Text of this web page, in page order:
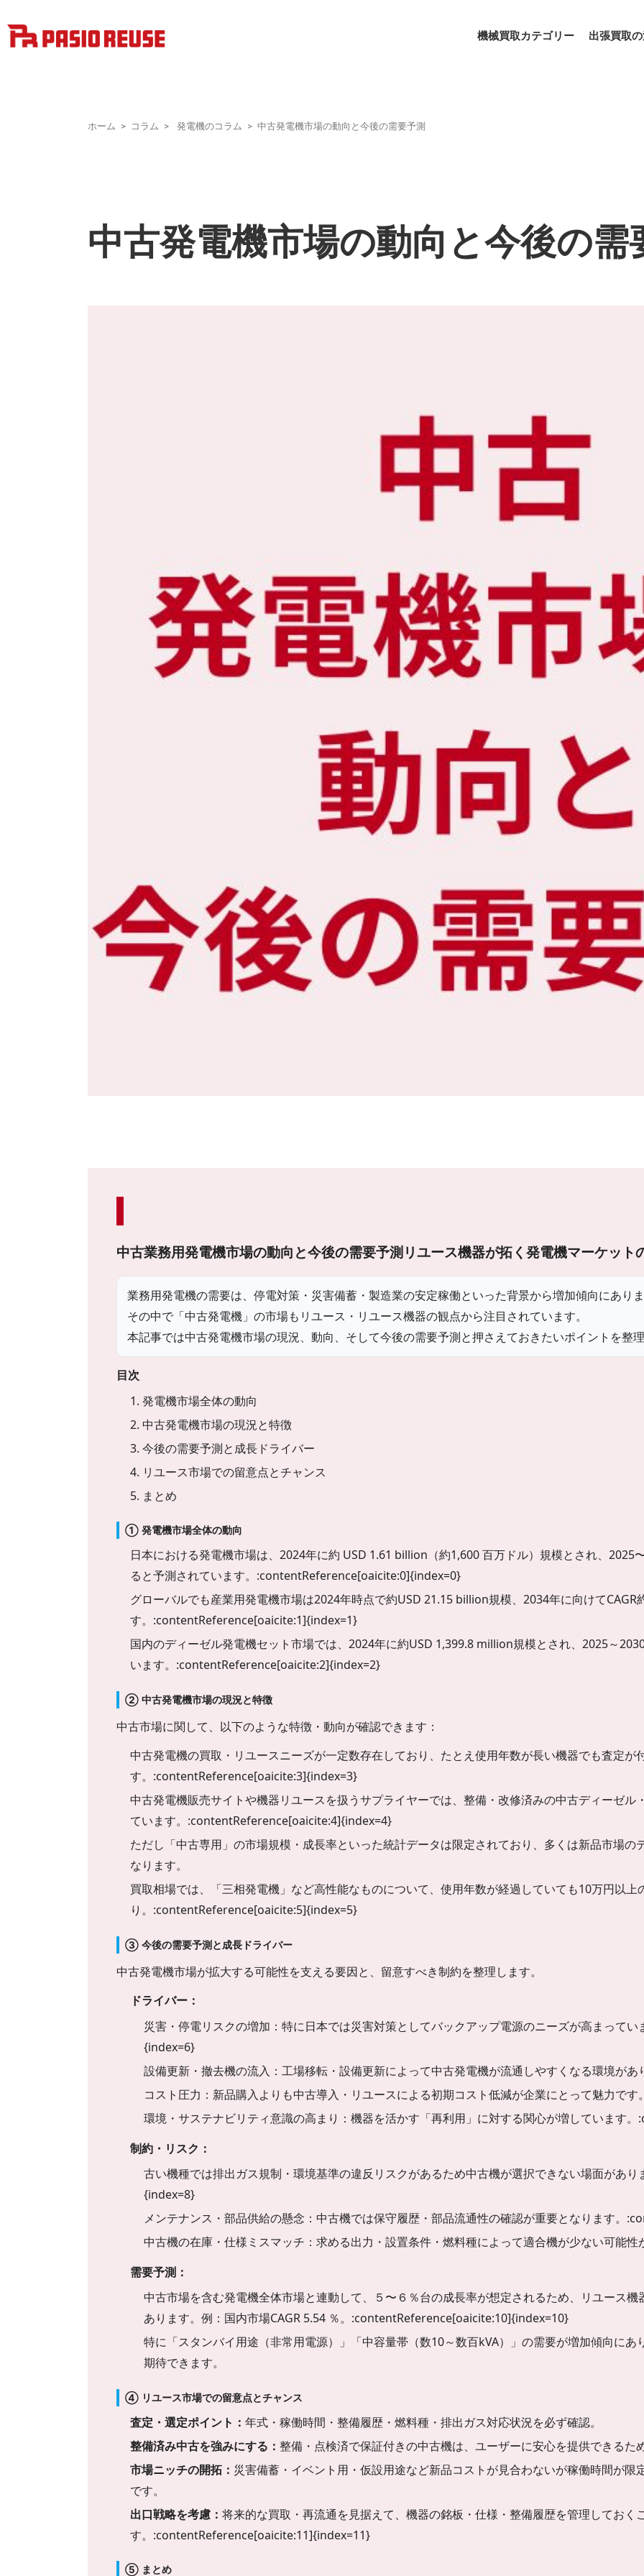
機械買取カテゴリー 出張買取
ホーム コラム 発電機のコラム 中古発電機市場の動向と今後の需要予測
中古発電機市場の動向と今後の需
中古業務用発電機市場の動向と今後の需要予測リユース機器が拓く発電機マーケット
業務用発電機の需要は、停電対策・災害備蓄・製造業の安定稼働といった背景から増加傾向にあり
その中で「中古発電機」の市場もリユース・リユース機器の観点から注目されています。
本記事では中古発電機市場の現況、動向、そして今後の需要予測と押さえておきたいポイントを整
目次
1. 発電機市場全体の動向
2. 中古発電機市場の現況と特徴
3. 今後の需要予測と成長ドライバー
4. リユース市場での留意点とチャンス
5. まとめ
① 発電機市場全体の動向
日本における発電機市場は、2024年に約 USD 1.61 billion（約1,600 百万ドル）規模とされ、2025
ると予測されています。:contentReference[oaicite:0]{index=0}
グローバルでも産業用発電機市場は2024年時点で約USD 21.15 billion規模、2034年に向けてCAGR
す。:contentReference[oaicite:1]{index=1}
国内のディーゼル発電機セット市場では、2024年に約USD 1,399.8 million規模とされ、2025～
います。:contentReference[oaicite:2]{index=2}
② 中古発電機市場の現況と特徴
中古市場に関して、以下のような特徴・動向が確認できます：
中古発電機の買取・リユースニーズが一定数存在しており、たとえ使用年数が長い機器でも査定が
す。:contentReference[oaicite:3]{index=3}
中古発電機販売サイトや機器リユースを扱うサプライヤーでは、整備・改修済みの中古ディーゼル
ています。:contentReference[oaicite:4]{index=4}
ただし「中古専用」の市場規模・成長率といった統計データは限定されており、多くは新品市場
なります。
買取相場では、「三相発電機」など高性能なものについて、使用年数が経過していても10万円以上
り。:contentReference[oaicite:5]{index=5}
③ 今後の需要予測と成長ドライバー
中古発電機市場が拡大する可能性を支える要因と、留意すべき制約を整理します。
ドライバー：
災害・停電リスクの増加：特に日本では災害対策としてバックアップ電源のニーズが高まって
{index=6}
設備更新・撤去機の流入：工場移転・設備更新によって中古発電機が流通しやすくなる環境があ
コスト圧力：新品購入よりも中古導入・リユースによる初期コスト低減が企業にとって魅力です
環境・サステナビリティ意識の高まり：機器を活かす「再利用」に対する関心が増しています
制約・リスク：
古い機種では排出ガス規制・環境基準の違反リスクがあるため中古機が選択できない場面があ
{index=8}
メンテナンス・部品供給の懸念：中古機では保守履歴・部品流通性の確認が重要となります。
中古機の在庫・仕様ミスマッチ：求める出力・設置条件・燃料種によって適合機が少ない可能性
需要予測：
中古市場を含む発電機全体市場と連動して、５〜６％台の成長率が想定されるため、リユース
あります。例：国内市場CAGR 5.54 ％。:contentReference[oaicite:10]{index=10}
特に「スタンバイ用途（非常用電源）」「中容量帯（数10～数百kVA）」の需要が増加傾向に
期待できます。
④ リユース市場での留意点とチャンス
査定・選定ポイント：年式・稼働時間・整備履歴・燃料種・排出ガス対応状況を必ず確認。
整備済み中古を強みにする：整備・点検済で保証付きの中古機は、ユーザーに安心を提供できるた
市場ニッチの開拓： 災害備蓄・イベント用・仮設用途など新品コストが見合わないが稼働時間が
です。
出口戦略を考慮：将来的な買取・再流通を見据えて、機器の銘板・仕様・整備履歴を管理しておく
す。:contentReference[oaicite:11]{index=11}
⑤ まとめ